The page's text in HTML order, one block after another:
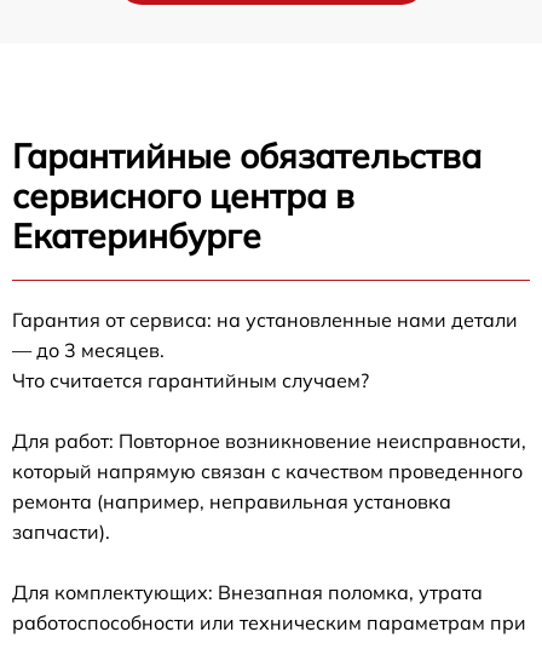
Гарантийные обязательства
сервисного центра в
Екатеринбурге
Гарантия от сервиса: на установленные нами детали
— до 3 месяцев.
Что считается гарантийным случаем?
Для работ: Повторное возникновение неисправности,
который напрямую связан с качеством проведенного
ремонта (например, неправильная установка
запчасти).
Для комплектующих: Внезапная поломка, утрата
работоспособности или техническим параметрам при